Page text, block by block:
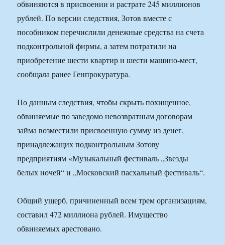
обвиняются в присвоении и растрате 245 миллионов
рублей. По версии следствия, Зотов вместе с
пособником перечислили денежные средства на счета
подконтрольной фирмы, а затем потратили на
приобретение шести квартир и шести машино-мест,
сообщала ранее Генпрокуратура.
По данным следствия, чтобы скрыть похищенное,
обвиняемые по заведомо невозвратным договорам
займа возместили присвоенную сумму из денег,
принадлежащих подконтрольным Зотову
предприятиям «Музыкальный фестиваль „Звезды
белых ночей“ и „Московский пасхальный фестиваль“.
Общий ущерб, причиненный всем трем организациям,
составил 472 миллиона рублей. Имущество
обвиняемых арестовано.